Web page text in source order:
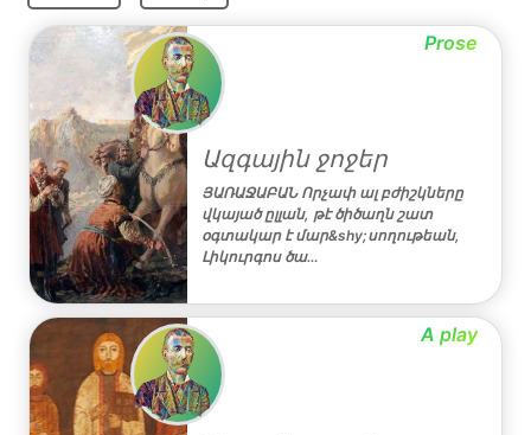
Prose
Ազգային ջոջեր
ՅԱՌԱՋԱԲԱՆ Որչափ ալ բժիշկները
վկայած ըլլան, թէ ծիծաղն շատ
օգտակար է մար&shy;սողութեան,
Լիկուրգոս ծա…
A play